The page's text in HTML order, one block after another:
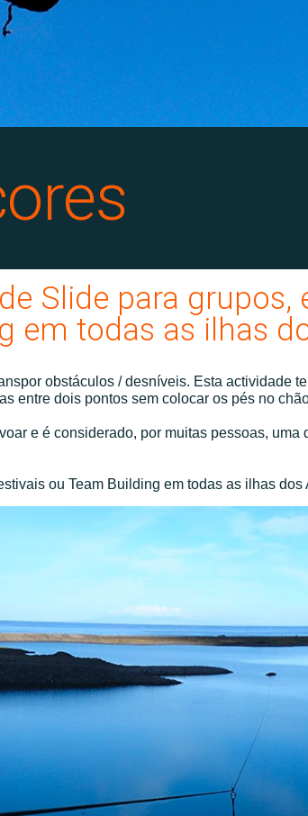
Slide para
em todas as ilhas
obstáculos / desníveis. Esta actividade
entre dois pontos sem colocar os pés no
e é considerado, por muitas pessoas,
ou Team Building em todas as ilhas dos